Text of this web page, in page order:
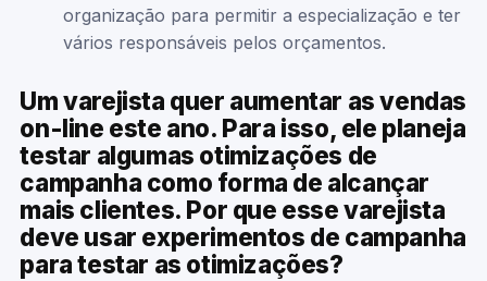
organização para permitir a especialização e ter
vários responsáveis pelos orçamentos.
Um varejista quer aumentar as vendas
on-line este ano. Para isso, ele planeja
testar algumas otimizações de
campanha como forma de alcançar
mais clientes. Por que esse varejista
deve usar experimentos de campanha
para testar as otimizações?